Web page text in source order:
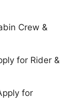
Crew &
for Rider &
for